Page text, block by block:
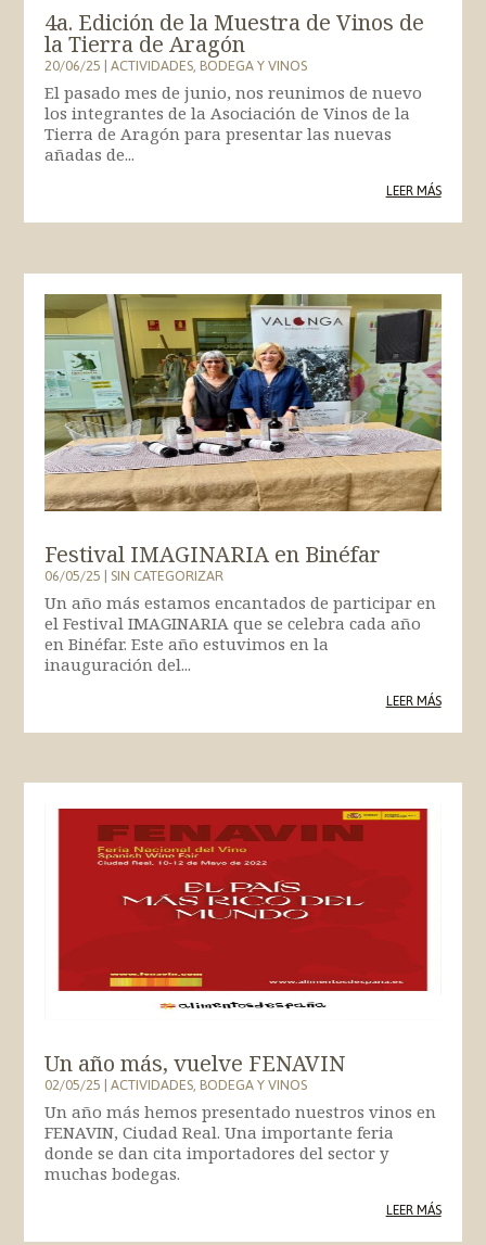
4a. Edición de la Muestra de Vinos de
la Tierra de Aragón
20/06/25|ACTIVIDADES,BODEGA Y VINOS
El pasado mes de junio, nos reunimos de nuevo
los integrantes de la Asociación de Vinos de la
Tierra de Aragón para presentar las nuevas
añadas de...
LEER MÁS
Festival IMAGINARIA en Binéfar
06/05/25| SIN CATEGORIZAR
Un año más estamos encantados de participar en
el Festival IMAGINARIA que se celebra cada año
en Binéfar. Este año estuvimos en la
inauguración del...
LEER MÁS
Un año más, vuelve FENAVIN
02/05/25|ACTIVIDADES,BODEGA Y VINOS
Un año más hemos presentado nuestros vinos en
FENAVIN, Ciudad Real. Una importante feria
donde se dan cita importadores del sector y
muchas bodegas.
LEER MÁS